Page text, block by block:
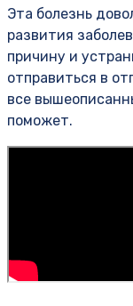
Эта болезнь
развития
причину и
отправиться в
все
поможет.